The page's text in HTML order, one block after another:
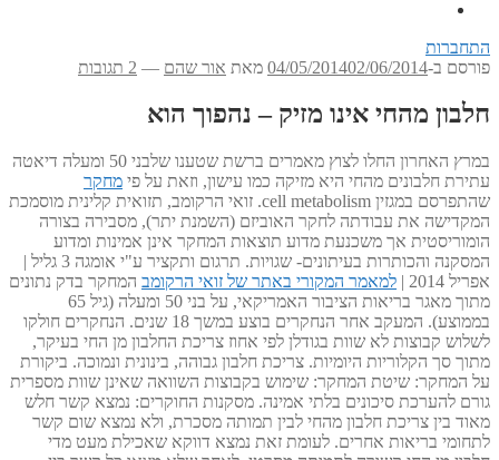
התחברות
פורסם ב-
04/05/201402/06/2014 מאת אור שהם — 2 תגובות
חלבון מהחי אינו מזיק – נהפוך הוא
במרץ האחרון החלו לצוץ מאמרים ברשת שטענו שלבני 50 ומעלה דיאטה
עתירת חלבונים מהחי היא מזיקה כמו עישון, וזאת על פי מחקר
שהתפרסם במגזין cell metabolism. זואי הרקומב, תזואית קלינית מוסמכת
המקדישה את עבודתה לחקר האוביזם (השמנת יתר), מסבירה בצורה
הומוריסטית אך משכנעת מדוע תוצאות המחקר אינן אמינות ומדוע
המסקנה והכותרות בעיתונים- שגויות. תרגום ותקציר ע"י אומגה 3 גליל |
אפריל 2014 |
למאמר המקורי באתר של זואי הרקומב המחקר בדק נתונים
מתוך מאגר בריאות הציבור האמריקאי, על בני 50 ומעלה (גיל 65
בממוצע). המעקב אחר הנחקרים בוצע במשך 18 שנים. הנחקרים חולקו
לשלוש קבוצות לא שוות בגודלן לפי אחוז צריכת החלבון מן החי בעיקר,
מתוך סך הקלוריות היומיות. צריכת חלבון גבוהה, בינונית ונמוכה. ביקורת
על המחקר: שיטת המחקר: שימוש בקבוצות השוואה שאינן שוות מספרית
גורם להערכת סיכונים בלתי אמינה. מסקנות החוקרים: נמצא קשר חלש
מאוד בין צריכת חלבון מהחי לבין תמותה מסכרת, ולא נמצא שום קשר
לתחומי בריאות אחרים. לעומת זאת נמצא דווקא שאכילת מעט מדי